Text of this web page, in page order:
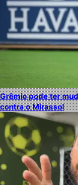
Grêmio pode ter
contra o Mirassol